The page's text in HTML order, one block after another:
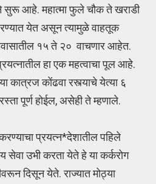
सुरू आहे. महात्मा फुले चौक ते खराडी
येत असून त्यामुळे वाहतूक
१५ ते २० वाचणार आहेत.
हा एक महत्वाचा पूल आहे.
कात्रज कोंढवा रस्त्याचे येत्या ६
पूर्ण होईल, असेही ते म्हणाले.
प्रयत्न*देशातील पहिले
सेवा उभी करता येते हे या कर्करोग
दिसून येते. राज्यात मोठ्या